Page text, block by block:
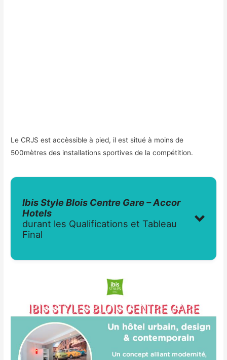
Le CRJS est accèssible à pied, il est situé à moins de
500mètres des installations sportives de la compétition.
Ibis Style Blois Centre Gare – Accor
Hotels
durant les Qualifications et Tableau
Final